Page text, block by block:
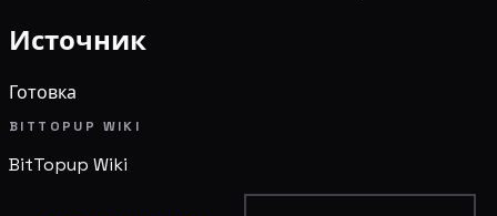
Источник
Готовка
BITTOPUP WIKI
BitTopup Wiki